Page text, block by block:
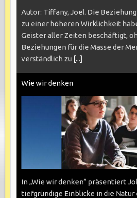
Autor: Tiffany, Joel. Die
zu einer höheren Wirklichkeit
Geister aller Zeiten beschäftigt,
Beziehungen für die Masse der
verständlich zu [...]
Wie wir denken
In „Wie wir denken“ präsentiert
tiefgründige Einblicke in die Natur